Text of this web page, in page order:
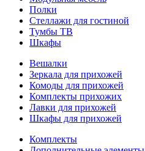
Полки
Стеллажи для гостиной
Тумбы ТВ
Шкафы
Вешалки
Зеркала для прихожей
Комоды для прихожей
Комплекты прихожих
Лавки для прихожей
Шкафы для прихожей
Комплекты